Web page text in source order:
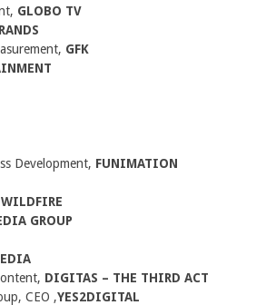
GLOBO TV
GFK
Development, FUNIMATION
WILDFIRE
GROUP
DIGITAS – THE THIRD ACT
CEO ,YES2DIGITAL